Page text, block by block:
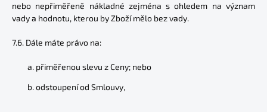
nebo nepřiměřeně nákladné zejména s ohledem na význam
vady a hodnotu, kterou by Zboží mělo bez vady.
7.6. Dále máte právo na:
přiměřenou slevu z Ceny; nebo
odstoupení od Smlouvy,